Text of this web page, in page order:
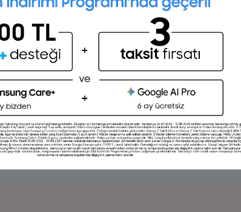
Sektör
Eğitim
Sosyal Medyada QS :